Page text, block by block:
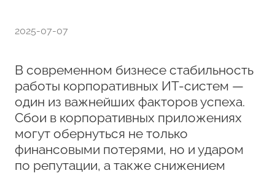
2025-07-07
В современном бизнесе стабильность
работы корпоративных ИТ-систем —
один из важнейших факторов успеха.
Сбои в корпоративных приложениях
могут обернуться не только
финансовыми потерями, но и ударом
по репутации, а также снижением